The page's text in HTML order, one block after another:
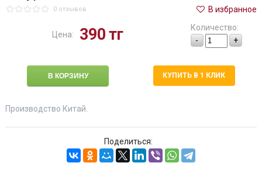
0 отзывов В избранное
Цена: 390тг
Количество:
-
+
КУПИТЬ В 1 КЛИК
Производство Китай.
Поделиться: